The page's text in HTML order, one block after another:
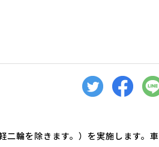
二輪を除きます。）を実施します。車